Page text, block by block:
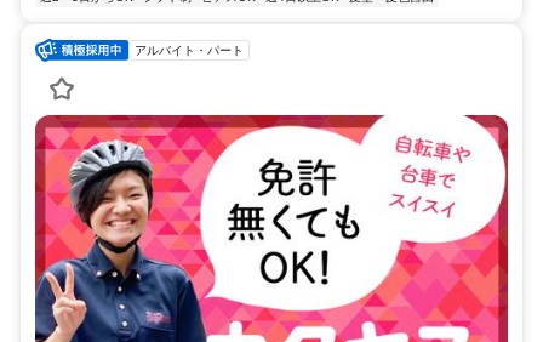
アルバイト・パート